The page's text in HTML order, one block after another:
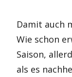
Damit auch
Wie schon
Saison,
als es